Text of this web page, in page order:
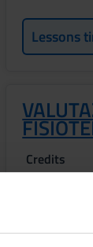
Lessons
Credits
2
2